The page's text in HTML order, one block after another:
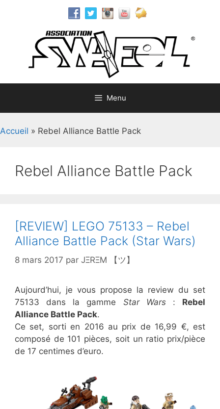
Menu
Accueil » Rebel Alliance Battle Pack
Rebel Alliance Battle Pack
[REVIEW] LEGO 75133 – Rebel
Alliance Battle Pack (Star Wars)
8 mars 2017 par JΞRΞM 【ツ】
Aujourd’hui, je vous propose la review du set
75133 dans la gamme Star Wars: Rebel
Alliance Battle Pack.
Ce set, sorti en 2016 au prix de 16,99 €, est
composé de 101 pièces, soit un ratio prix/pièce
de 17 centimes d’euro.